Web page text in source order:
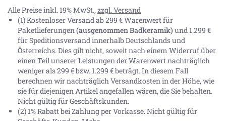
Alle Preise inkl. 19% MwSt., zzgl. Versand
(1) Kostenloser Versand ab 299 € Warenwert für
Paketlieferungen(ausgenommen Badkeramik) und 1.299 €
für Speditionsversand innerhalb Deutschlands und
Österreichs. Dies gilt nicht, soweit nach einem Widerruf über
einen Teil unserer Leistungen der Warenwert nachträglich
weniger als 299 € bzw. 1.299 € beträgt. In diesem Fall
berechnen wir nachträglich Versandkosten in der Höhe, wie
sie für diejenigen Artikel angefallen wären, die Sie behalten.
Nicht gültig für Geschäftskunden.
(2) 1% Rabatt bei Zahlung per Vorkasse. Nicht gültig für